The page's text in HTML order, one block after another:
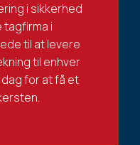
i sikkerhed
i
til at levere
til enhver
for at få et